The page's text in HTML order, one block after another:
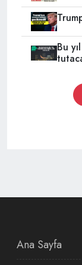
Bu
Ana Sayfa